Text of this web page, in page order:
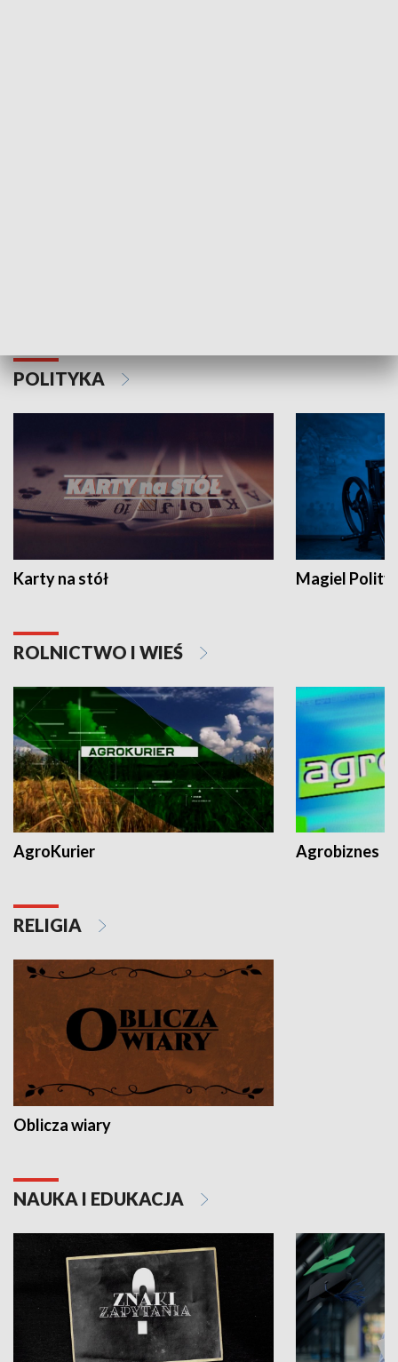
POLITYKA
Karty na stół Magiel
ROLNICTWO I WIEŚ
AgroKurier Agrobiznes
RELIGIA
Oblicza wiary
NAUKA I EDUKACJA